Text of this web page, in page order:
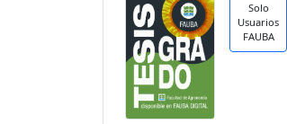
Solo
Usuarios
FAUBA